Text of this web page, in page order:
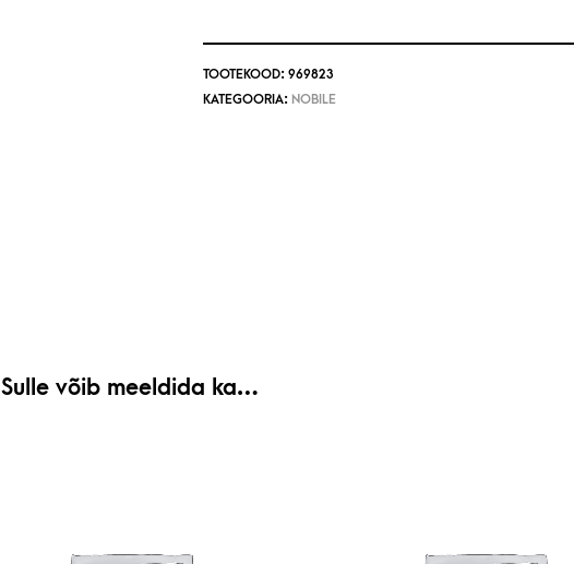
TOOTEKOOD: 969823
KATEGOORIA: NOBILE
Sulle võib meeldida ka…